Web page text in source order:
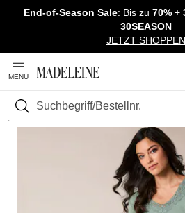
Überspringe Navigation, direkt
End-of-Season Sale: Bis zu 70% +
30SEASON
JETZT SHOPPEN
MENU
Suchen
Startseite Mode